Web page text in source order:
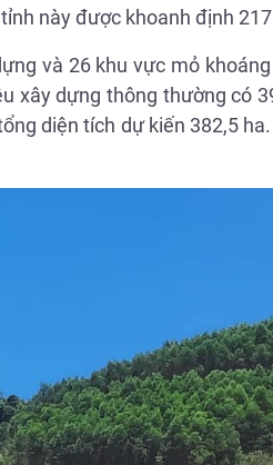
này được khoanh định
và 26 khu vực mỏ
xây dựng thông thường có
diện tích dự kiến 382,5